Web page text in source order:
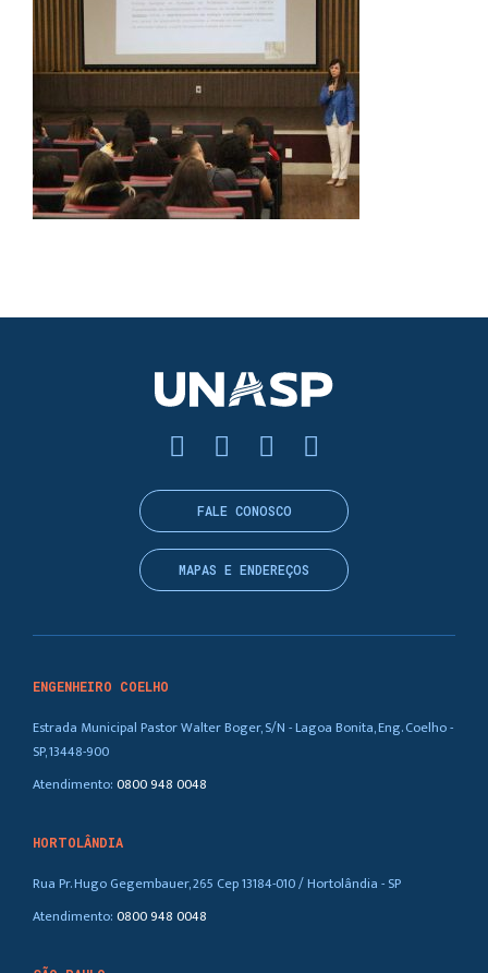
ENGENHEIRO COELHO
Estrada Municipal Pastor Walter Boger, S/N - Lagoa Bonita, Eng. Coelho -
SP, 13448-900
Atendimento:0800 948 0048
HORTOLÂNDIA
Rua Pr. Hugo Gegembauer, 265 Cep 13184-010 / Hortolândia - SP
Atendimento:0800 948 0048
FALE CONOSCO
MAPAS E ENDEREÇOS